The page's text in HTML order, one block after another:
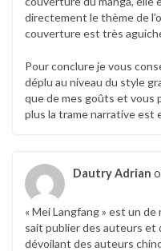
directement le thème de
couverture est très
Pour conclure je vous
déplu au niveau du style
que de mes goûts et vous
plus la trame narrative est
Dautry Adrian
« Mei Langfang » est un
sait publier des auteurs et
dévoilant des auteurs